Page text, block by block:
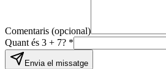
Comentaris (opcional)
Quant és 3 + 7? *
Envia el missatge